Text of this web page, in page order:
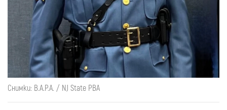
Снимки: B.A.P.A. / NJ State PBA